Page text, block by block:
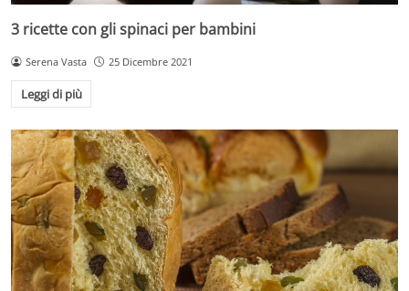
3 ricette con gli spinaci per bambini
Serena Vasta 25 Dicembre 2021
Leggi di più